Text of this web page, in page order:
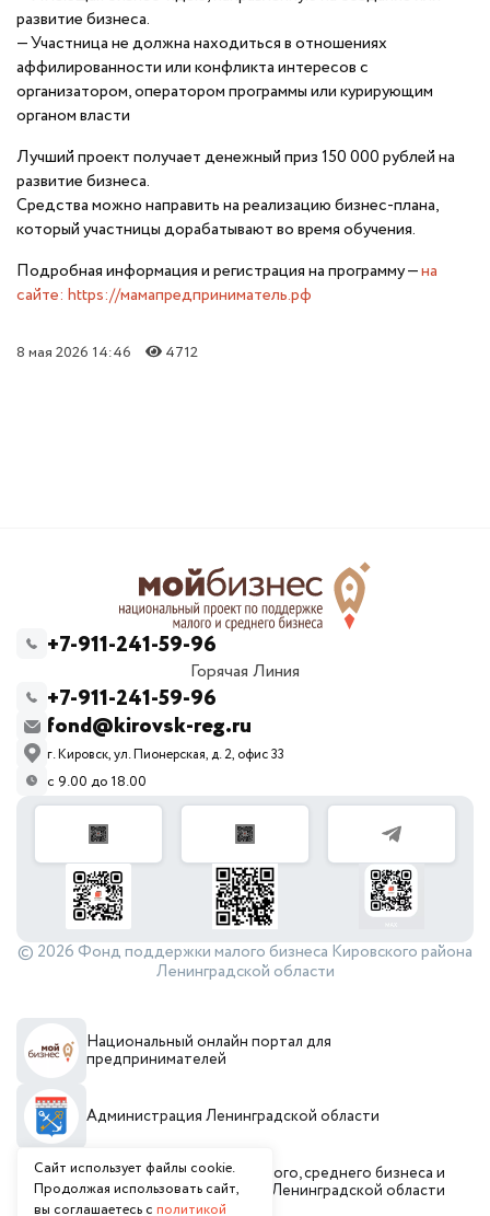
развитие бизнеса.
— Участница не должна находиться в отношениях
аффилированности или конфликта интересов с
организатором, оператором программы или курирующим
органом власти
Лучший проект получает денежный приз 150 000 рублей на
развитие бизнеса.
Средства можно направить на реализацию бизнес-плана,
который участницы дорабатывают во время обучения.
Подробная информация и регистрация на программу —на
сайте: https://мамапредприниматель.рф
8 мая 2026 14:46 4712
+7-911-241-59-96
Горячая Линия
+7-911-241-59-96
fond@kirovsk-reg.ru
г. Кировск, ул. Пионерская, д. 2, офис 33
с 9.00 до 18.00
© 2026 Фонд поддержки малого бизнеса Кировского района
Ленинградской области
Национальный онлайн портал для
предпринимателей
Администрация Ленинградской области
Комитет по развитию малого, среднего бизнеса и
потребительского рынка Ленинградской области
Сайт использует файлы cookie.
Продолжая использовать сайт,
вы соглашаетесь с политикой